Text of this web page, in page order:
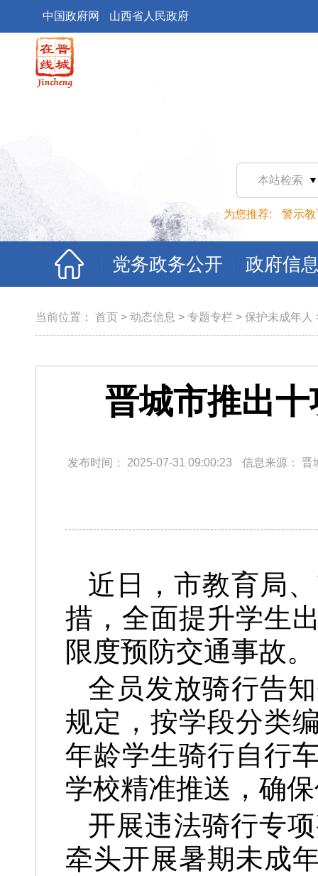
中国政府网 山西省人民政府
本站检索
为您推荐: 警示教
党务政务公开 政府信
当前位置： 首页 > 动态信息 > 专题专栏 > 保护未成年人
晋城市推出
发布时间： 2025-07-31 09:00:23 信息来源： 晋
近日，市教育局
措，全面提升学生
限度预防交通事故。
全员发放骑行告
规定，按学段分类
年龄学生骑行自行
学校精准推送，确
开展违法骑行专
牵头开展暑期未成